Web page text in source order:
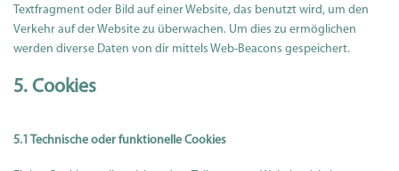
Textfragment oder Bild auf einer Website, das benutzt wird, um den
Verkehr auf der Website zu überwachen. Um dies zu ermöglichen
werden diverse Daten von dir mittels Web-Beacons gespeichert.
5. Cookies
5.1 Technische oder funktionelle Cookies